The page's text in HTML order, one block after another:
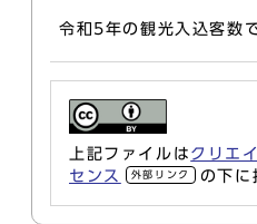
令和5年の観光入込客数
上記ファイルは クリエ
センス
外部リンク の下に